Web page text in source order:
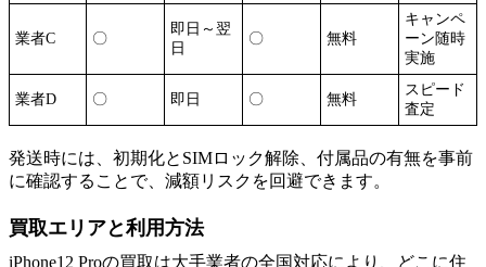
業者C 〇
即日～翌
日
〇 無料
キャンペ
ーン随時
実施
業者D 〇 即日 〇 無料
スピード
査定
発送時には、初期化とSIMロック解除、付属品の有無を事前
に確認することで、減額リスクを回避できます。
買取エリアと利用方法
iPhone12 Proの買取は大手業者の全国対応により、どこに住